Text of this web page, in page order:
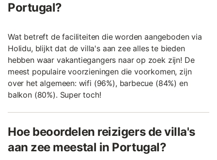
Portugal?
Wat betreft de faciliteiten die worden aangeboden via
Holidu, blijkt dat de villa's aan zee alles te bieden
hebben waar vakantiegangers naar op zoek zijn! De
meest populaire voorzieningen die voorkomen, zijn
over het algemeen: wifi (96%), barbecue (84%) en
balkon (80%). Super toch!
Hoe beoordelen reizigers de villa's
aan zee meestal in Portugal?